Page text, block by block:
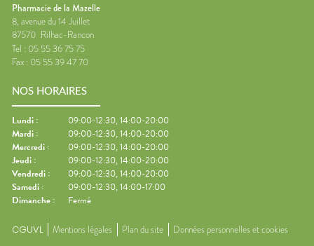
Pharmacie de la Mazelle
8, avenue du 14 Juillet
87570 Rilhac-Rancon
Tel : 05 55 36 75 75
Fax : 05 55 39 47 70
NOS HORAIRES
Lundi :
09:00-12:30, 14:00-20:00
Mardi :
09:00-12:30, 14:00-20:00
Mercredi :
09:00-12:30, 14:00-20:00
Jeudi :
09:00-12:30, 14:00-20:00
Vendredi :
09:00-12:30, 14:00-20:00
Samedi :
09:00-12:30, 14:00-17:00
Dimanche : Fermé
CGUVL Mentions légales Plan du site Données personnelles et cookies